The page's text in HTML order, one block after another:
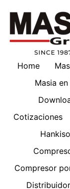
Home
Masia
Cotizaciones
Compresor